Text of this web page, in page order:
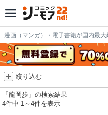
漫画（マンガ）・電子書籍が国内最大
絞り込む
「龍岡歩」の検索結果
4件中 1～4件を表示